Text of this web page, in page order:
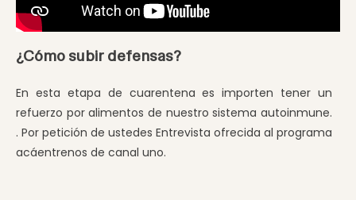
¿Cómo subir defensas?
En esta etapa de cuarentena es importen tener un
refuerzo por alimentos de nuestro sistema autoinmune.
. Por petición de ustedes Entrevista ofrecida al programa
acáentrenos de canal uno.